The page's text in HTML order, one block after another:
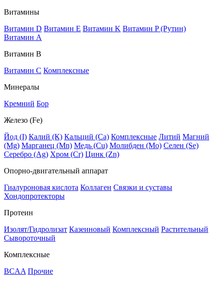
Витамины
Витамин D Витамин E Витамин K Витамин P (Рутин)
Витамин А
Витамин В
Витамин C Комплексные
Минералы
Кремний Бор
Железо (Fe)
Йод (I) Калий (К) Кальций (Са) Комплексные Литий Магний
(Mg) Марганец (Mn) Медь (Сu) Молибден (Мо) Селен (Se)
Серебро (Ag) Хром (Cr) Цинк (Zn)
Опорно-двигательный аппарат
Гиалуроновая кислота Коллаген Связки и суставы
Хондопротекторы
Протеин
Изолят/Гидролизат Казеиновый Комплексный Растительный
Сывороточный
Комплексные
BCAA Прочие